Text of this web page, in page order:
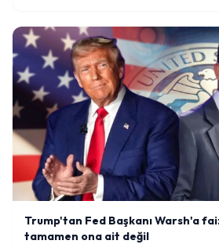
Trump'tan Fed Başkanı Warsh'a
tamamen ona ait değil